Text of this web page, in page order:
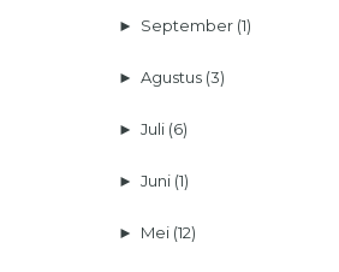
► September (1)
► Agustus (3)
► Juli (6)
► Juni (1)
► Mei (12)